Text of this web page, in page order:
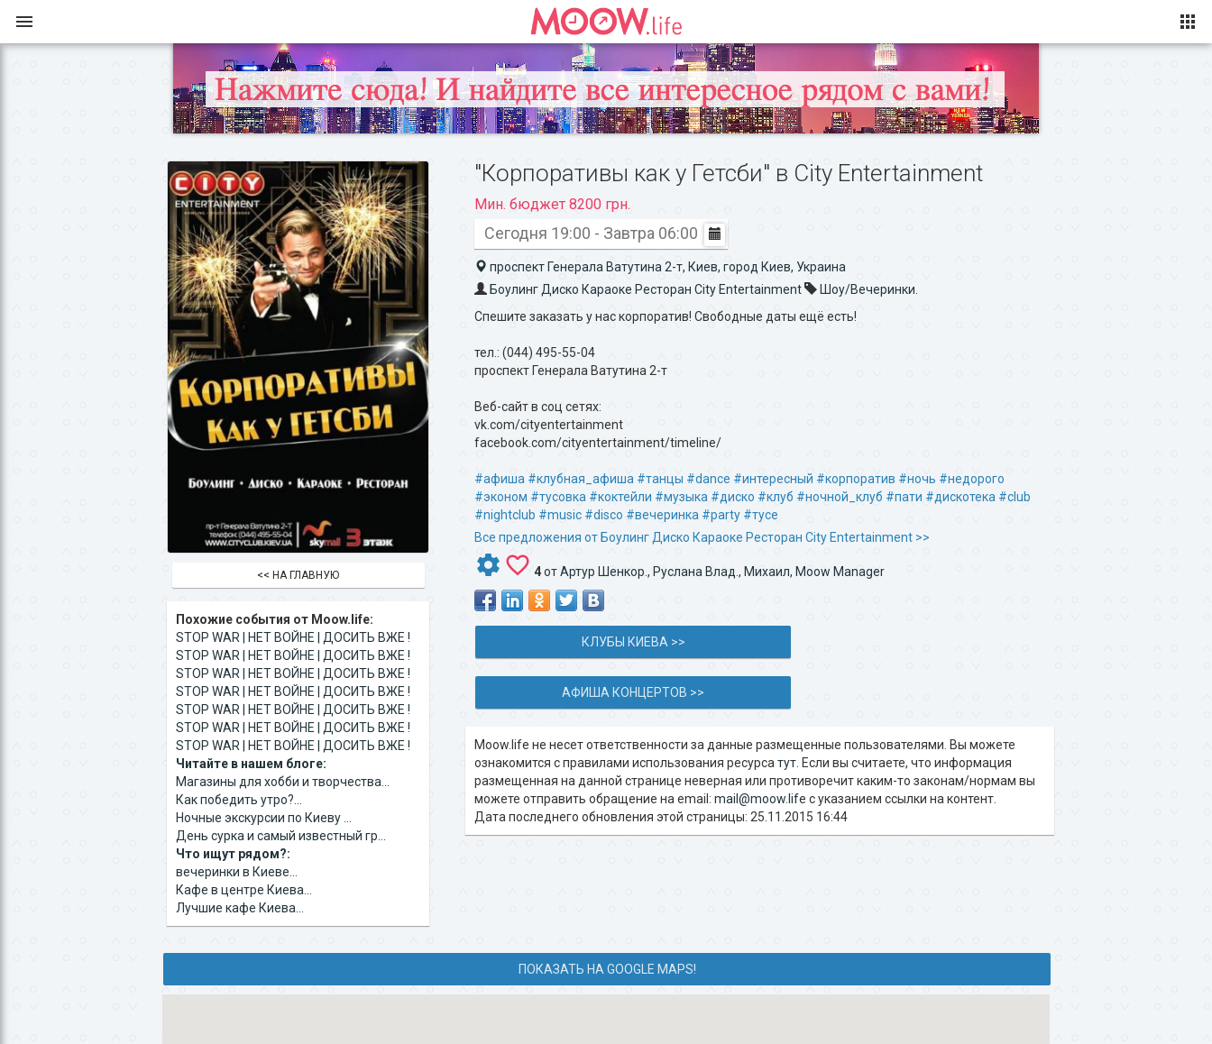
<< НА ГЛАВНУЮ
Похожие события от Moow.life:
STOP WAR | НЕТ ВОЙНЕ | ДОСИТЬ ВЖЕ !
STOP WAR | НЕТ ВОЙНЕ | ДОСИТЬ ВЖЕ !
STOP WAR | НЕТ ВОЙНЕ | ДОСИТЬ ВЖЕ !
STOP WAR | НЕТ ВОЙНЕ | ДОСИТЬ ВЖЕ !
STOP WAR | НЕТ ВОЙНЕ | ДОСИТЬ ВЖЕ !
STOP WAR | НЕТ ВОЙНЕ | ДОСИТЬ ВЖЕ !
STOP WAR | НЕТ ВОЙНЕ | ДОСИТЬ ВЖЕ !
Читайте в нашем блоге:
Магазины для хобби и творчества...
Как победить утро?...
Ночные экскурсии по Киеву ...
День сурка и самый известный гр...
Что ищут рядом?:
вечеринки в Киеве...
Кафе в центре Киева...
Лучшие кафе Киева...
"Корпоративы как у Гетсби" в City Entertainment
Мин. бюджет 8200 грн.
Сегодня 19:00 - Завтра 06:00
проспект Генерала Ватутина 2-т, Киев, город Киев, Украина
Боулинг Диско Караоке Ресторан City Entertainment
Шоу/Вечеринки.
Спешите заказать у нас корпоратив! Свободные даты ещё есть!
тел.: (044) 495-55-04
проспект Генерала Ватутина 2-т
Веб-сайт в соц сетях:
vk.com/cityentertainment
facebook.com/cityentertainment/timeline/
#афиша #клубная_афиша #танцы #dance #интересный #корпоратив #ночь #недорого
#эконом #тусовка #коктейли #музыка #диско #клуб #ночной_клуб #пати #дискотека #club
#nightclub #music #disco #вечеринка #party #тусе
Все предложения от Боулинг Диско Караоке Ресторан City Entertainment >>
4 отАртур Шенкор., Руслана Влад., Михаил, Moow Manager
КЛУБЫ КИЕВА >>
АФИША КОНЦЕРТОВ >>
Moow.life не несет ответственности за данные размещенные пользователями. Вы можете
ознакомится с правилами использования ресурсатут . Если вы считаете, что информация
размещенная на данной странице неверная или противоречит каким-то законам/нормам вы
можете отправить обращение на email:mail@moow.life c указанием ссылки на контент.
Дата последнего обновления этой страницы: 25.11.2015 16:44
ПОКАЗАТЬ НА GOOGLE MAPS!